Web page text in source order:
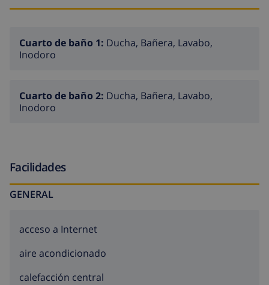
Cuarto de baño 1: Ducha, Bañera, Lavabo,
Inodoro
Cuarto de baño 2: Ducha, Bañera, Lavabo,
Inodoro
Facilidades
GENERAL
acceso a Internet
aire acondicionado
calefacción central